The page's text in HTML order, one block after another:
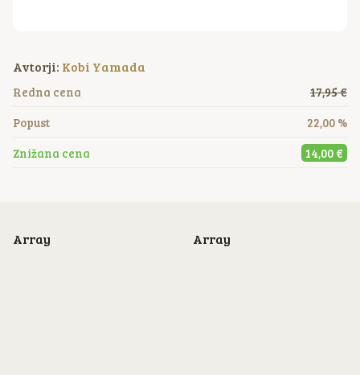
Avtorji: Kobi Yamada
Redna cena
17,95 €
Popust
22,00 %
Znižana cena
14,00 €
Array Array